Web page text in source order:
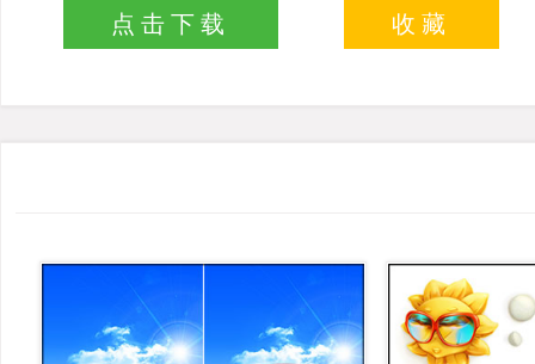
点击下载 收藏